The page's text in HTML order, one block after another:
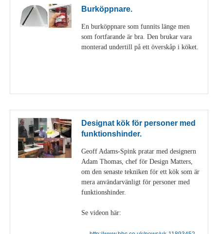
Burköppnare.
En burköppnare som funnits länge men
som fortfarande är bra. Den brukar vara
monterad undertill på ett överskåp i köket.
Designat kök för personer med
funktionshinder.
Geoff Adams-Spink pratar med designern
Adam Thomas, chef för Design Matters,
om den senaste tekniken för ett kök som är
mera användarvänligt för personer med
funktionshinder.
Se videon här: